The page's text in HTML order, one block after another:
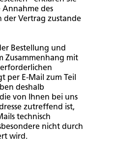
des
der Vertrag zustande
Bestellung und
Zusammenhang mit
per E-Mail zum Teil
deshalb
von Ihnen bei uns
zutreffend ist,
technisch
nicht durch
wird.